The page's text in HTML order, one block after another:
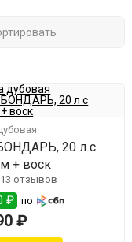
20 л с
+ воск
13 отзывов
₽ по
₽